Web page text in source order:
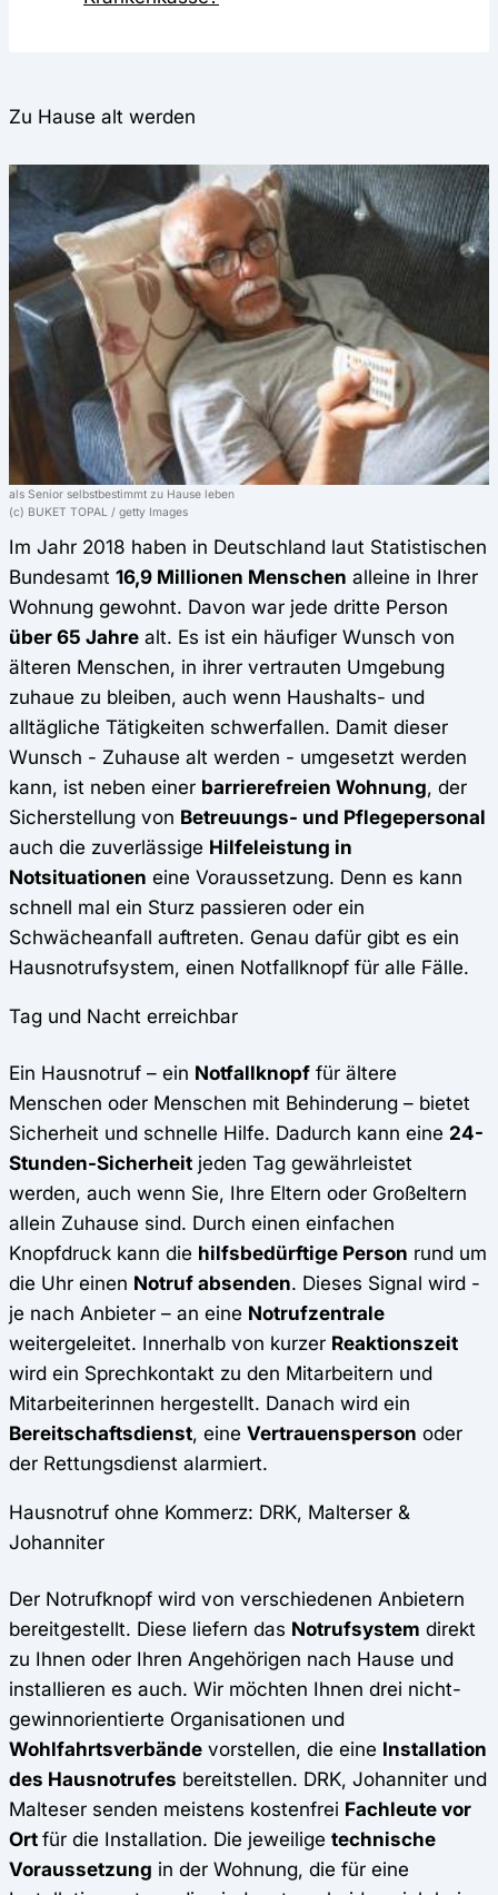
Zu Hause alt werden
als Senior selbstbestimmt zu Hause leben
(c) BUKET TOPAL / getty Images
Im Jahr 2018 haben in Deutschland laut Statistischen
Bundesamt 16,9 Millionen Menschen alleine in Ihrer
Wohnung gewohnt. Davon war jede dritte Person
über 65 Jahre alt. Es ist ein häufiger Wunsch von
älteren Menschen, in ihrer vertrauten Umgebung
zuhaue zu bleiben, auch wenn Haushalts- und
alltägliche Tätigkeiten schwerfallen. Damit dieser
Wunsch - Zuhause alt werden - umgesetzt werden
kann, ist neben einer barrierefreien Wohnung, der
Sicherstellung von Betreuungs- und Pflegepersonal
auch die zuverlässige Hilfeleistung in
Notsituationen eine Voraussetzung. Denn es kann
schnell mal ein Sturz passieren oder ein
Schwächeanfall auftreten. Genau dafür gibt es ein
Hausnotrufsystem, einen Notfallknopf für alle Fälle.
Tag und Nacht erreichbar
Ein Hausnotruf – ein Notfallknopf für ältere
Menschen oder Menschen mit Behinderung – bietet
Sicherheit und schnelle Hilfe. Dadurch kann eine 24-
Stunden-Sicherheit jeden Tag gewährleistet
werden, auch wenn Sie, Ihre Eltern oder Großeltern
allein Zuhause sind. Durch einen einfachen
Knopfdruck kann die hilfsbedürftige Person rund um
die Uhr einen Notruf absenden. Dieses Signal wird -
je nach Anbieter – an eine Notrufzentrale
weitergeleitet. Innerhalb von kurzer Reaktionszeit
wird ein Sprechkontakt zu den Mitarbeitern und
Mitarbeiterinnen hergestellt. Danach wird ein
Bereitschaftsdienst, eine Vertrauensperson oder
der Rettungsdienst alarmiert.
Hausnotruf ohne Kommerz: DRK, Malterser &
Johanniter
Der Notrufknopf wird von verschiedenen Anbietern
bereitgestellt. Diese liefern das Notrufsystem direkt
zu Ihnen oder Ihren Angehörigen nach Hause und
installieren es auch. Wir möchten Ihnen drei nicht-
gewinnorientierte Organisationen und
Wohlfahrtsverbände vorstellen, die eine Installation
des Hausnotrufes bereitstellen. DRK, Johanniter und
Malteser senden meistens kostenfrei Fachleute vor
Ortfür die Installation. Die jeweilige technische
Voraussetzung in der Wohnung, die für eine